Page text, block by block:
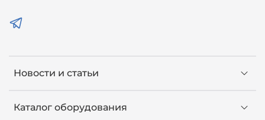
Новости и статьи
Каталог оборудования